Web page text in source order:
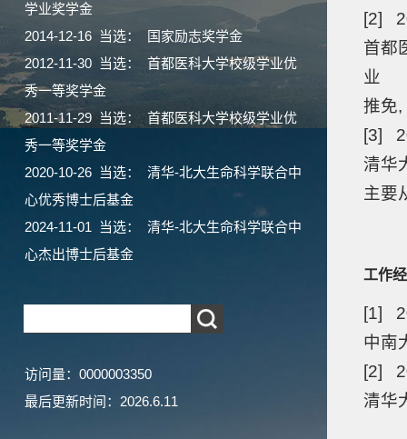
学业奖学金
2014-12-16 当选： 国家励志奖学金
2012-11-30 当选： 首都医科大学校级学业优
秀一等奖学金
2011-11-29 当选： 首都医科大学校级学业优
秀一等奖学金
2020-10-26 当选： 清华-北大生命科学联合中
心优秀博士后基金
2024-11-01 当选： 清华-北大生命科学联合中
心杰出博士后基金
访问量： 0000003350
最后更新时间： 2026.6.11
[2]
首都
业
推免,
[3]
清华
主要
工作
[1]
中南
[2]
清华